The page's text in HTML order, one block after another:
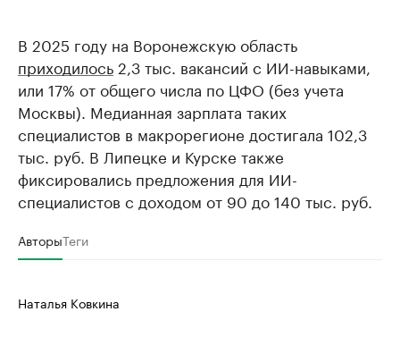
В 2025 году на Воронежскую область
приходилось 2,3 тыс. вакансий с ИИ-навыками,
или 17% от общего числа по ЦФО (без учета
Москвы). Медианная зарплата таких
специалистов в макрорегионе достигала 102,3
тыс. руб. В Липецке и Курске также
фиксировались предложения для ИИ-
специалистов с доходом от 90 до 140 тыс. руб.
АвторыТеги
Наталья Ковкина